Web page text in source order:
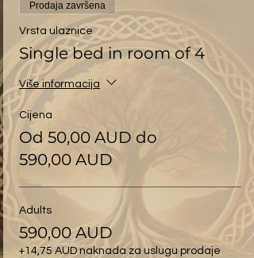
Prodaja završena
Vrsta ulaznice
Single bed in room of 4
Više informacija
Cijena
Od 50,00 AUD do
590,00 AUD
Adults
590,00 AUD
+14,75 AUD naknada za uslugu prodaje